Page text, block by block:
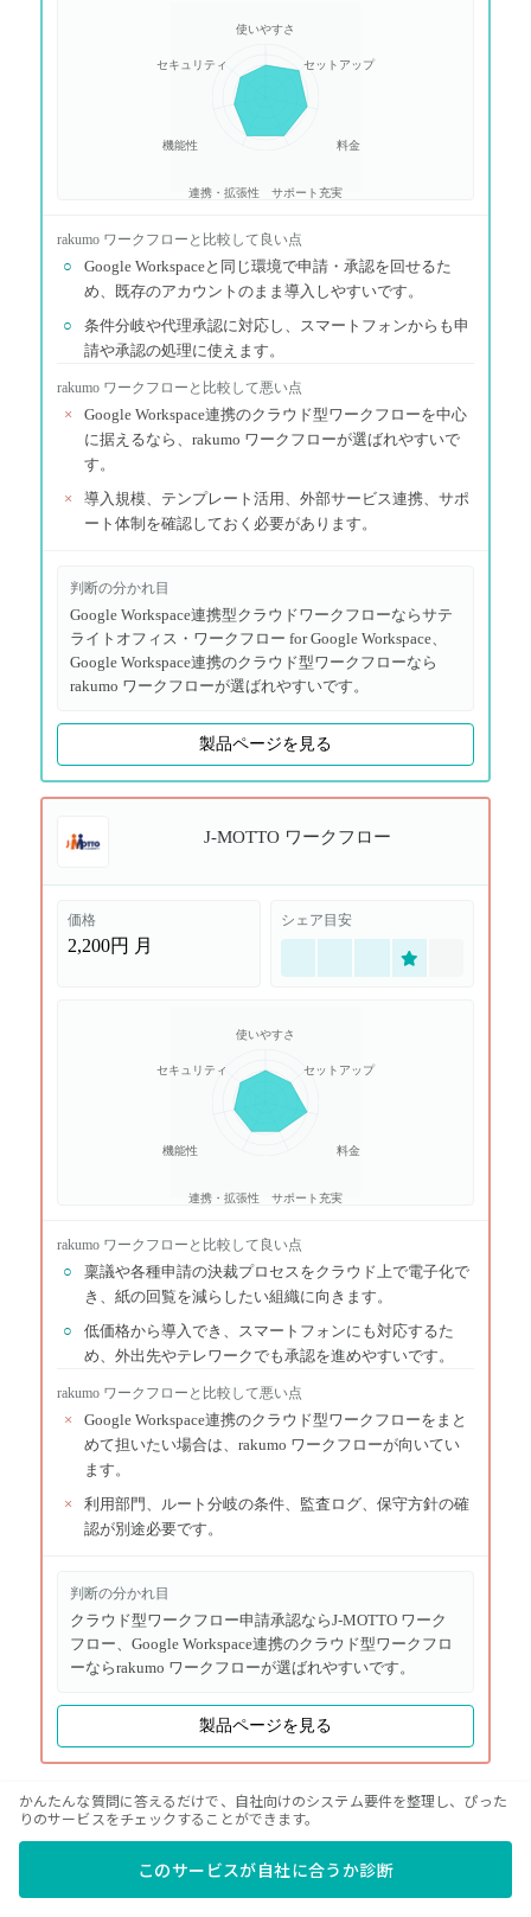
使いやすさ
セットアップ
料金
サポート充実
連携・拡張性
機能性
セキュリティ
rakumo ワークフロー と比較して良い点
○
Google Workspaceと同じ環境で申請・承認を回せるた
め、既存のアカウントのまま導入しやすいです。
○
条件分岐や代理承認に対応し、スマートフォンからも申
請や承認の処理に使えます。
rakumo ワークフロー と比較して悪い点
×
Google Workspace連携のクラウド型ワークフローを中心
に据えるなら、rakumo ワークフローが選ばれやすいで
す。
×
導入規模、テンプレート活用、外部サービス連携、サポ
ート体制を確認しておく必要があります。
判断の分かれ目
Google Workspace連携型クラウドワークフローならサテ
ライトオフィス・ワークフロー for Google Workspace、
Google Workspace連携のクラウド型ワークフローなら
rakumo ワークフローが選ばれやすいです。
製品ページを見る
J-MOTTO ワークフロー
価格
2,200円 月
シェア目安
使いやすさ
セットアップ
料金
サポート充実
連携・拡張性
機能性
セキュリティ
rakumo ワークフロー と比較して良い点
○
稟議や各種申請の決裁プロセスをクラウド上で電子化で
き、紙の回覧を減らしたい組織に向きます。
○
低価格から導入でき、スマートフォンにも対応するた
め、外出先やテレワークでも承認を進めやすいです。
rakumo ワークフロー と比較して悪い点
×
Google Workspace連携のクラウド型ワークフローをまと
めて担いたい場合は、rakumo ワークフローが向いてい
ます。
×
利用部門、ルート分岐の条件、監査ログ、保守方針の確
認が別途必要です。
判断の分かれ目
クラウド型ワークフロー申請承認ならJ-MOTTO ワーク
フロー、Google Workspace連携のクラウド型ワークフロ
ーならrakumo ワークフローが選ばれやすいです。
製品ページを見る
サービス基本情報
かんたんな質問に答えるだけで、自社向けのシステム要件を整理し、ぴった
りのサービスをチェックすることができます。
このサービスが自社に合うか診断